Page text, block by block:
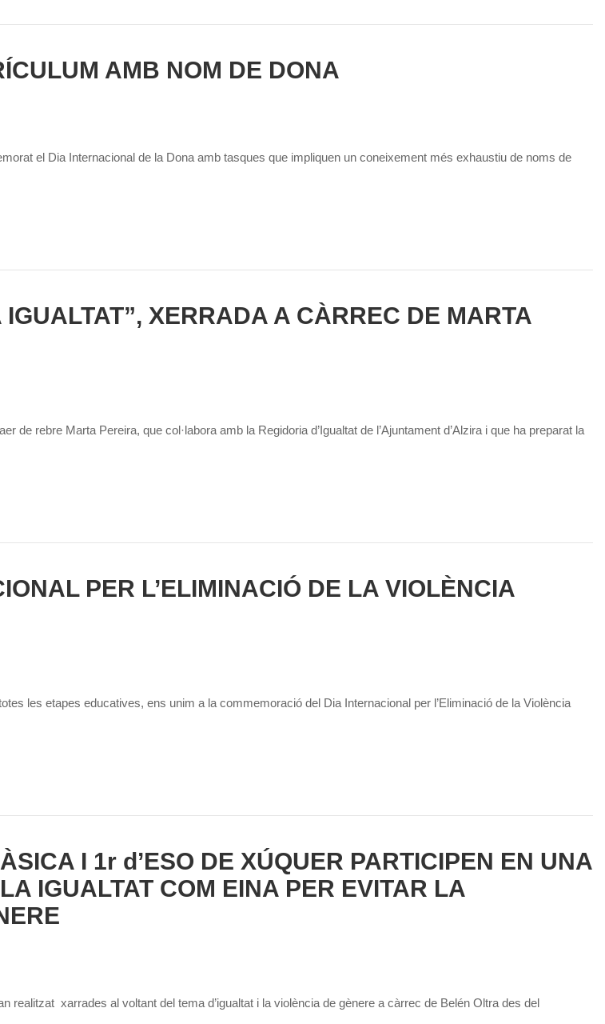
AMB NOM DE DONA
el Dia Internacional de la Dona amb tasques que impliquen un coneixement més exhaustiu de noms de
XERRADA A CÀRREC DE MARTA
de rebre Marta Pereira, que col·labora amb la Regidoria d’Igualtat de l’Ajuntament d’Alzira i que ha preparat la
PER L’ELIMINACIÓ DE LA VIOLÈNCIA
les etapes educatives, ens unim a la commemoració del Dia Internacional per l’Eliminació de la Violència
I 1r d’ESO DE XÚQUER PARTICIPEN EN UNA
IGUALTAT COM EINA PER EVITAR LA
realitzat xarrades al voltant del tema d’igualtat i la violència de gènere a càrrec de Belén Oltra des del